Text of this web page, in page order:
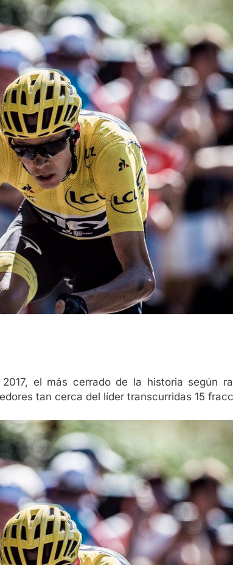
el más cerrado de la historia según
tan cerca del líder transcurridas 15